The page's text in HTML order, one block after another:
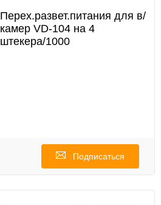
Перех.развет.питания для в/
камер VD-104 на 4
штекера/1000
Подписаться